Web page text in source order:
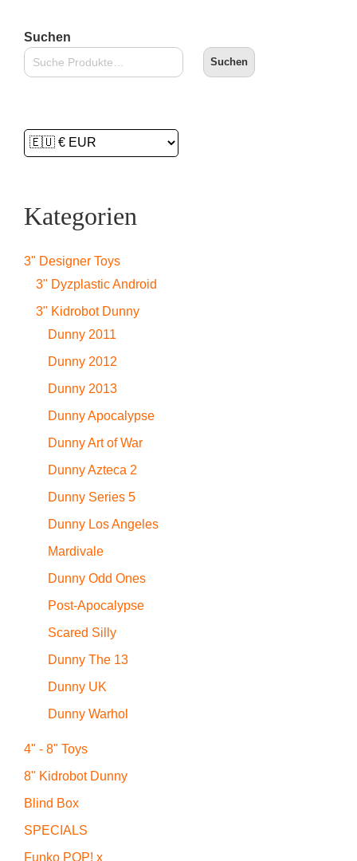
Suchen
Suchen
Kategorien
3" Designer Toys
3" Dyzplastic Android
3" Kidrobot Dunny
Dunny 2011
Dunny 2012
Dunny 2013
Dunny Apocalypse
Dunny Art of War
Dunny Azteca 2
Dunny Series 5
Dunny Los Angeles
Mardivale
Dunny Odd Ones
Post-Apocalypse
Scared Silly
Dunny The 13
Dunny UK
Dunny Warhol
4" - 8" Toys
8" Kidrobot Dunny
Blind Box
SPECIALS
Funko POP! x